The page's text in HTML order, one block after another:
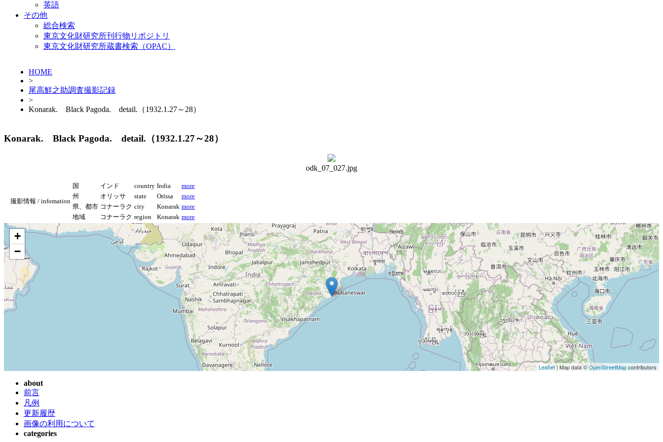
英語
その他
総合検索
東京文化財研究所刊行物リポジトリ
東京文化財研究所蔵書検索（OPAC）
HOME
>
尾高鮮之助調査撮影記録
>
Konarak. Black Pagoda. detail.（1932.1.27～28）
Konarak. Black Pagoda. detail.（1932.1.27～28）
odk_07_027.jpg
撮影情報 / infomation
国 インド country India
more
州
オリッサ state Orissa
more
県、都市 コナーラク city Konarak more
地域
コナーラク region Konarak more
+
−
Leaflet| Map data ©OpenStreetMapcontributors
about
前言
凡例
更新履歴
画像の利用について
categories